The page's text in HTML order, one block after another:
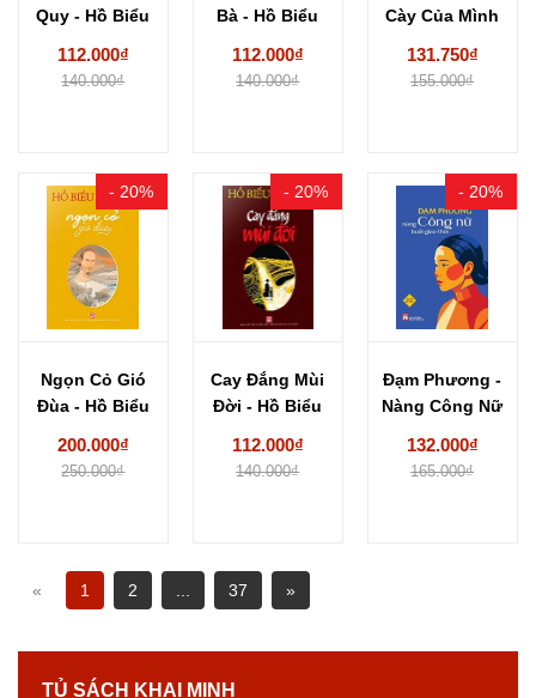
Quy - Hồ Biểu
112.000₫
140.000₫
Bà - Hồ Biểu
112.000₫
140.000₫
Cày Của Mình
131.750₫
155.000₫
- 20%
Ngọn Cỏ Gió
Đùa - Hồ Biểu
200.000₫
250.000₫
- 20%
Cay Đắng Mùi
Đời - Hồ Biểu
112.000₫
140.000₫
- 20%
Đạm Phương -
Nàng Công Nữ
132.000₫
165.000₫
« 1 2 37 »
TỦ SÁCH KHAI MINH